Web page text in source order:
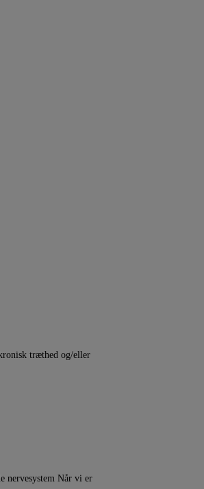
træthed og/eller
nervesystem Når vi er